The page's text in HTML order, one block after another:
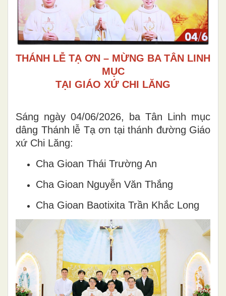
THÁNH LỄ TẠ ƠN – MỪNG BA TÂN LINH
MỤC
TẠI GIÁO XỨ CHI LĂNG
Sáng ngày 04/06/2026, ba Tân Linh mục
dâng Thánh lễ Tạ ơn tại thánh đường Giáo
xứ Chi Lăng:
Cha Gioan Thái Trường An
Cha Gioan Nguyễn Văn Thắng
Cha Gioan Baotixita Trần Khắc Long